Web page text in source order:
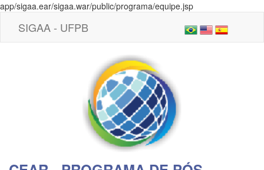
app/sigaa.ear/sigaa.war/public/programa/equipe.jsp
SIGAA - UFPB